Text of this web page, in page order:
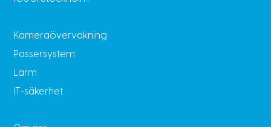
Kameraövervakning
Passersystem
Larm
IT-säkerhet